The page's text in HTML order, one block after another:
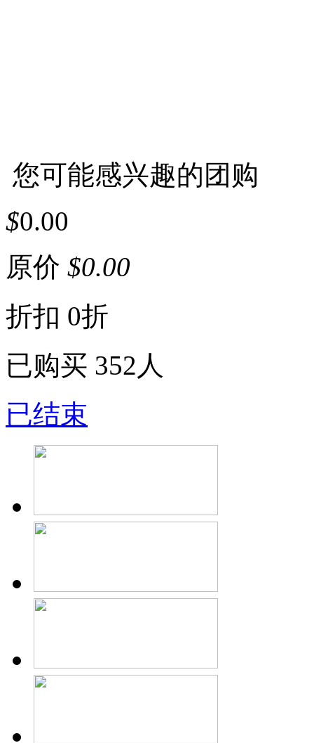
您可能感兴趣的团购
$0.00
原价 $0.00
折扣 0折
已购买 352人
已结束